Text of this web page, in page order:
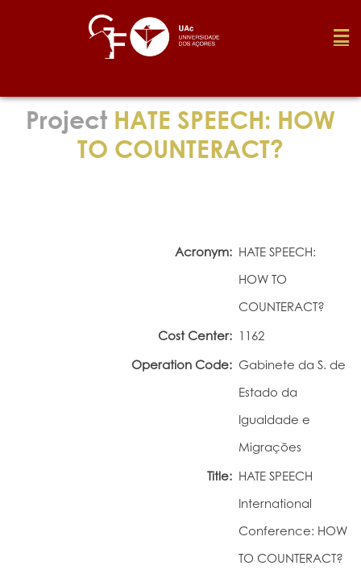
Foundation
Project HATE SPEECH: HOW
TO COUNTERACT?
Acronym: HATE SPEECH:
HOW TO
COUNTERACT?
Cost Center: 1162
Operation Code: Gabinete da S. de
Estado da
Igualdade e
Migrações
Title: HATE SPEECH
International
Conference: HOW
TO COUNTERACT?